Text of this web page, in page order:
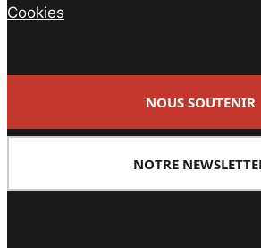
Cookies
NOUS SOUTENIR
NOTRE